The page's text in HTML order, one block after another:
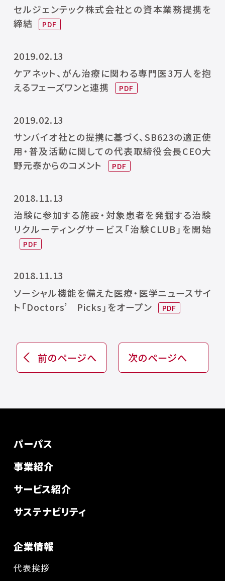
セルジェンテック株式会社との資本業務提携を
締結
2019.02.13
ケアネット、がん治療に関わる専門医3万人を抱
えるフェーズワンと連携
2019.02.13
サンバイオ社との提携に基づく、SB623の適正使
用・普及活動に関しての代表取締役会長CEO大
野元泰からのコメント
2018.11.13
治験に参加する施設・対象患者を発掘する治験
リクルーティングサービス「治験CLUB」を開始
2018.11.13
ソーシャル機能を備えた医療・医学ニュースサイ
ト「Doctors’ Picks」をオープン
前のページへ 次のページへ
パーパス
事業紹介
サービス紹介
サステナビリティ
企業情報
代表挨拶